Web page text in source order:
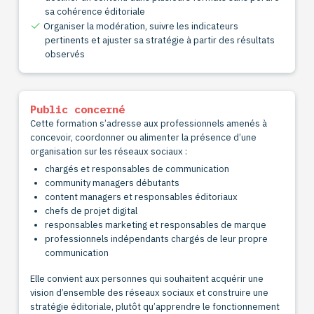
sa cohérence éditoriale
Organiser la modération, suivre les indicateurs
pertinents et ajuster sa stratégie à partir des résultats
observés
Public concerné
Cette formation s’adresse aux professionnels amenés à
concevoir, coordonner ou alimenter la présence d’une
organisation sur les réseaux sociaux :
chargés et responsables de communication
community managers débutants
content managers et responsables éditoriaux
chefs de projet digital
responsables marketing et responsables de marque
professionnels indépendants chargés de leur propre
communication
Elle convient aux personnes qui souhaitent acquérir une
vision d’ensemble des réseaux sociaux et construire une
stratégie éditoriale, plutôt qu’apprendre le fonctionnement